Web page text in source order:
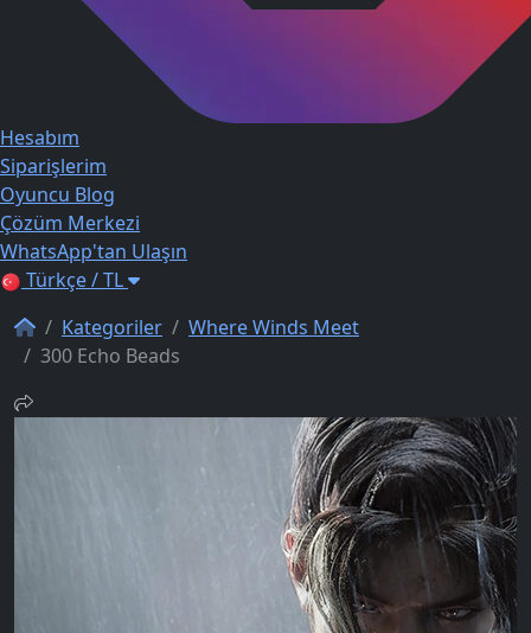
Hesabım
Siparişlerim
Oyuncu Blog
Çözüm Merkezi
WhatsApp'tan Ulaşın
Türkçe / TL
Kategoriler
Where Winds Meet
300 Echo Beads